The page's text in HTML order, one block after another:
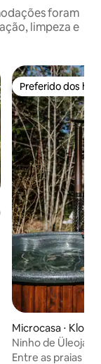
foram
limpeza e
avaliação média de
Preferido dos
Preferido dos
Microcasa ⋅
Ninho de Üleoja
Entre as praias